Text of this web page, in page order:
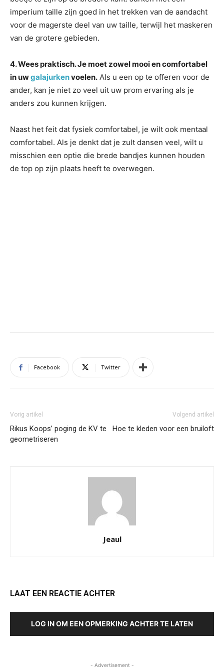
imperium taille zijn goed in het trekken van de aandacht
voor de magerste deel van uw taille, terwijl het maskeren
van de grotere gebieden.
4. Wees praktisch. Je moet zowel mooi en comfortabel
in uwgalajurkenvoelen. Als u een op te offeren voor de
ander, kan je niet zo veel uit uw prom ervaring als je
anders zou kunnen krijgen.
Naast het feit dat fysiek comfortabel, je wilt ook mentaal
comfortabel. Als je denkt dat je zult dansen veel, wilt u
misschien een optie die brede bandjes kunnen houden
de top op zijn plaats heeft te overwegen.
Facebook Twitter
Vorig artikel
Rikus Koops’ poging de KV te
geometriseren
Volgend artikel
Hoe te kleden voor een bruiloft
Jeaul
LAAT EEN REACTIE ACHTER
LOG IN OM EEN OPMERKING ACHTER TE LATEN
- Advertisement -